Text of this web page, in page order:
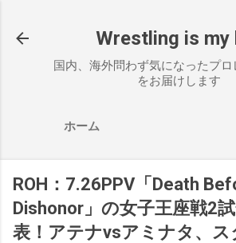
Wrestling is my
国内、海外問わず気になったプロ
をお届けします
ホーム
ROH：7.26PPV「Death
Dishonor」の女子王座戦2
表！アテナvsアミナタ、ス